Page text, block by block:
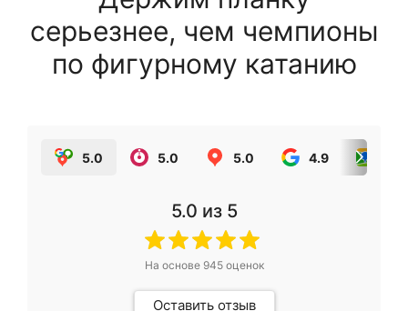
серьезнее, чем чемпионы
по фигурному катанию
5.0 5.0 5.0 4.9
5.0 из 5
На основе 945оценок
Оставить отзыв